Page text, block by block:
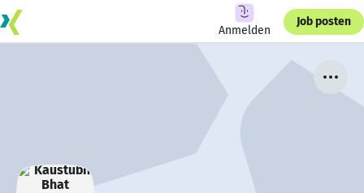
Anmelden
Job posten